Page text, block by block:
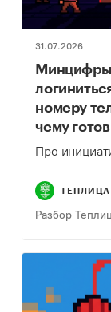
31.07.2026
Минцифры
номеру
чему
Про
Разбор